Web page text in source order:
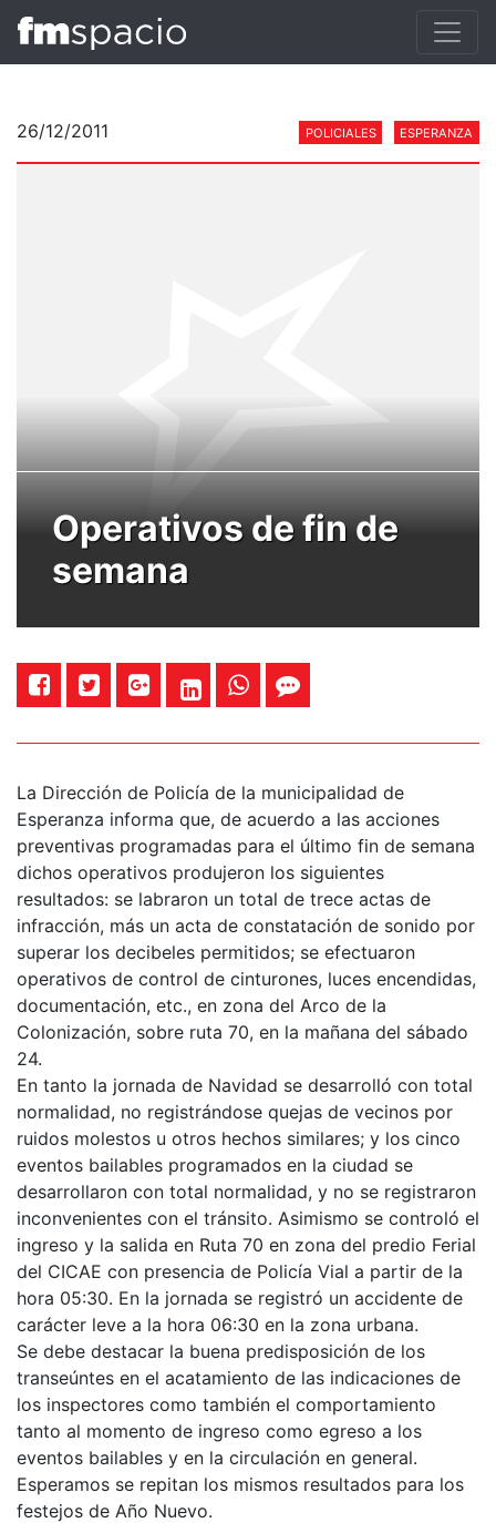
26/12/2011 POLICIALES ESPERANZA
Operativos de fin de
semana
La Dirección de Policía de la municipalidad de
Esperanza informa que, de acuerdo a las acciones
preventivas programadas para el último fin de semana
dichos operativos produjeron los siguientes
resultados: se labraron un total de trece actas de
infracción, más un acta de constatación de sonido por
superar los decibeles permitidos; se efectuaron
operativos de control de cinturones, luces encendidas,
documentación, etc., en zona del Arco de la
Colonización, sobre ruta 70, en la mañana del sábado
24.
En tanto la jornada de Navidad se desarrolló con total
normalidad, no registrándose quejas de vecinos por
ruidos molestos u otros hechos similares; y los cinco
eventos bailables programados en la ciudad se
desarrollaron con total normalidad, y no se registraron
inconvenientes con el tránsito. Asimismo se controló el
ingreso y la salida en Ruta 70 en zona del predio Ferial
del CICAE con presencia de Policía Vial a partir de la
hora 05:30. En la jornada se registró un accidente de
carácter leve a la hora 06:30 en la zona urbana.
Se debe destacar la buena predisposición de los
transeúntes en el acatamiento de las indicaciones de
los inspectores como también el comportamiento
tanto al momento de ingreso como egreso a los
eventos bailables y en la circulación en general.
Esperamos se repitan los mismos resultados para los
festejos de Año Nuevo.